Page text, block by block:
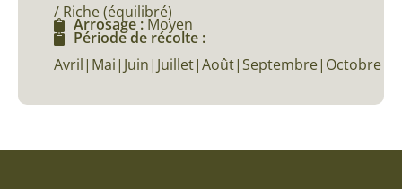
/ Riche (équilibré)
Arrosage : Moyen
Période de récolte :
Avril|Mai|Juin|Juillet|Août|Septembre|Octobre